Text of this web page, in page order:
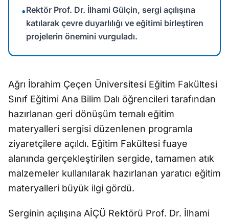
•Rektör Prof. Dr. İlhami Gülçin, sergi açılışına
katılarak çevre duyarlılığı ve eğitimi birleştiren
projelerin önemini vurguladı.
Ağrı İbrahim Çeçen Üniversitesi Eğitim Fakültesi
Sınıf Eğitimi Ana Bilim Dalı öğrencileri tarafından
hazırlanan geri dönüşüm temalı eğitim
materyalleri sergisi düzenlenen programla
ziyaretçilere açıldı. Eğitim Fakültesi fuaye
alanında gerçekleştirilen sergide, tamamen atık
malzemeler kullanılarak hazırlanan yaratıcı eğitim
materyalleri büyük ilgi gördü.
Serginin açılışına AİÇÜ Rektörü Prof. Dr. İlhami